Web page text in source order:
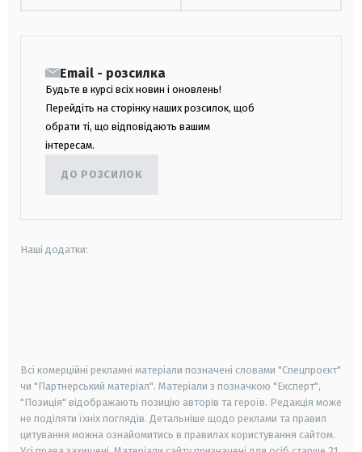
Email - розсилка
Будьте в курсі всіх новин і оновлень!
Перейдіть на сторінку наших розсилок, щоб
обрати ті, що відповідають вашим
інтересам.
ДО РОЗСИЛОК
Наші додатки:
Всі комерційні рекламні матеріали позначені словами "Спецпроєкт"
чи "Партнерський матеріал". Матеріали з позначкою "Експерт",
"Позиція" відображають позицію авторів та героїв. Редакція може
не поділяти їхніх поглядів. Детальніше щодо реклами та правил
цитування можна ознайомитись в правилах користування сайтом.